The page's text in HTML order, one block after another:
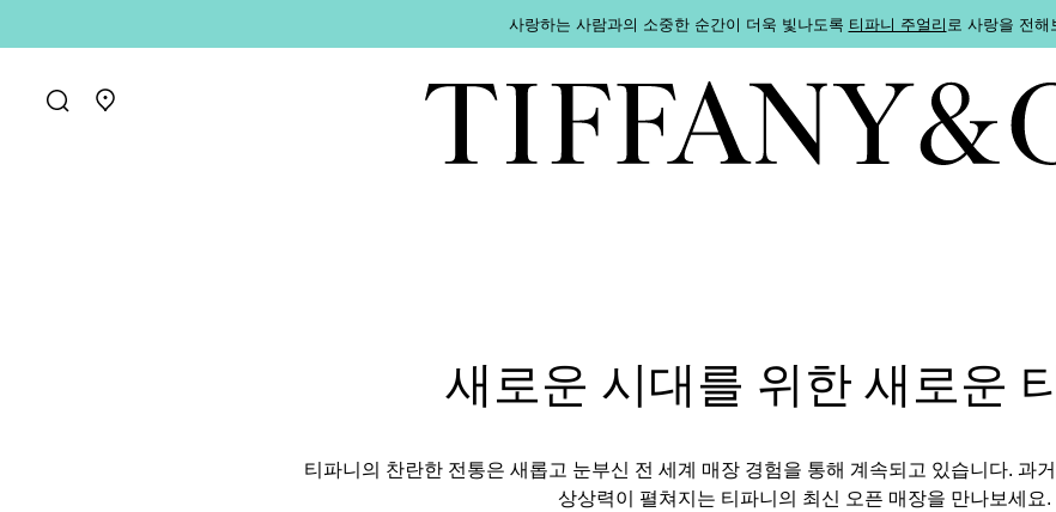
사랑하는 사람과의 소중한 순간이 더욱 빛나도록 티파니 주얼리로 사랑을 전해
매장 찾기로 가기
새로운 시대를 위한 새로운
티파니의 찬란한 전통은 새롭고 눈부신 전 세계 매장 경험을 통해 계속되고 있습니다. 과
상상력이 펼쳐지는 티파니의 최신 오픈 매장을 만나보세요.